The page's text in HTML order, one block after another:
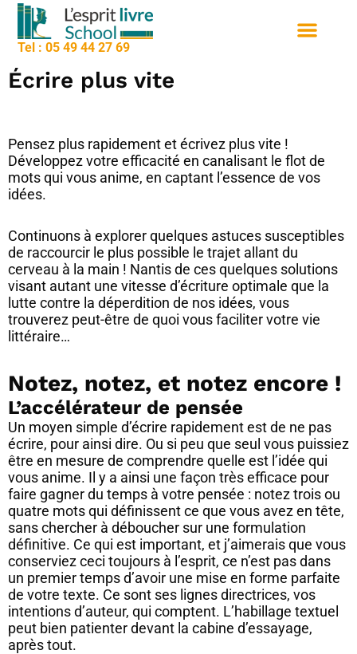
principal
Aller
contenu
Tel : 05 49 44 27 69
Écrire plus vite
Pensez plus rapidement et écrivez plus vite !
Développez votre efficacité en canalisant le flot de
mots qui vous anime, en captant l’essence de vos
idées.
Continuons à explorer quelques astuces susceptibles
de raccourcir le plus possible le trajet allant du
cerveau à la main ! Nantis de ces quelques solutions
visant autant une vitesse d’écriture optimale que la
lutte contre la déperdition de nos idées, vous
trouverez peut-être de quoi vous faciliter votre vie
littéraire…
Notez, notez, et notez encore !
L’accélérateur de pensée
Un moyen simple d’écrire rapidement est de ne pas
écrire, pour ainsi dire. Ou si peu que seul vous puissiez
être en mesure de comprendre quelle est l’idée qui
vous anime. Il y a ainsi une façon très efficace pour
faire gagner du temps à votre pensée : notez trois ou
quatre mots qui définissent ce que vous avez en tête,
sans chercher à déboucher sur une formulation
définitive. Ce qui est important, et j’aimerais que vous
conserviez ceci toujours à l’esprit, ce n’est pas dans
un premier temps d’avoir une mise en forme parfaite
de votre texte. Ce sont ses lignes directrices, vos
intentions d’auteur, qui comptent. L’habillage textuel
peut bien patienter devant la cabine d’essayage,
après tout.